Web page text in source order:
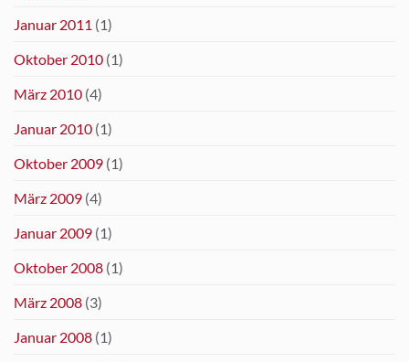
Januar 2011 (1)
Oktober 2010 (1)
März 2010 (4)
Januar 2010 (1)
Oktober 2009 (1)
März 2009 (4)
Januar 2009 (1)
Oktober 2008 (1)
März 2008 (3)
Januar 2008 (1)